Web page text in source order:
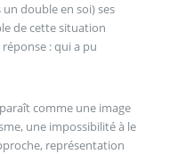
double en soi) ses
de cette situation
: qui a pu
comme une image
une impossibilité à le
représentation